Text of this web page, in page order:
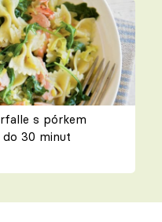
s pórkem
30 minut